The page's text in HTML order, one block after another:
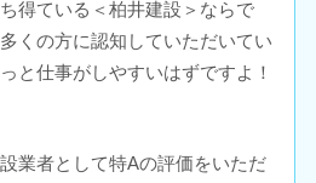
得ている＜柏井建設＞ならで
くの方に認知していただいてい
と仕事がしやすいはずですよ！
業者として特Aの評価をいただ